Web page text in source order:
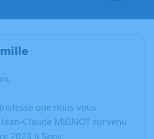
que nous vous
Claude MIGNOT survenu
2023 à Sens.